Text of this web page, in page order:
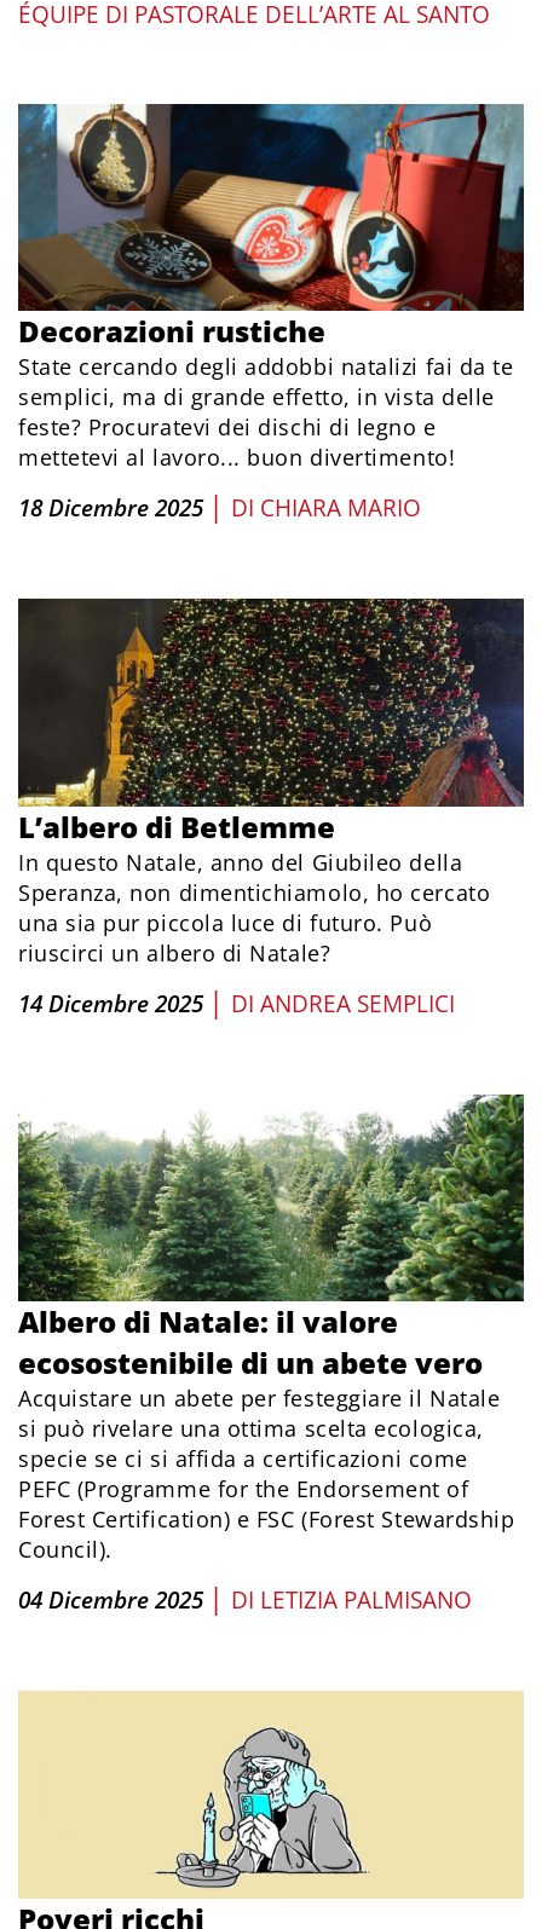
ÉQUIPE DI PASTORALE DELL’ARTE AL SANTO
Decorazioni rustiche
State cercando degli addobbi natalizi fai da te
semplici, ma di grande effetto, in vista delle
feste? Procuratevi dei dischi di legno e
mettetevi al lavoro... buon divertimento!
18 Dicembre 2025 | DI CHIARA MARIO
L’albero di Betlemme
In questo Natale, anno del Giubileo della
Speranza, non dimentichiamolo, ho cercato
una sia pur piccola luce di futuro. Può
riuscirci un albero di Natale?
14 Dicembre 2025 | DI ANDREA SEMPLICI
Albero di Natale: il valore
ecosostenibile di un abete vero
Acquistare un abete per festeggiare il Natale
si può rivelare una ottima scelta ecologica,
specie se ci si affida a certificazioni come
PEFC (Programme for the Endorsement of
Forest Certification) e FSC (Forest Stewardship
Council).
04 Dicembre 2025 | DI LETIZIA PALMISANO
Poveri ricchi